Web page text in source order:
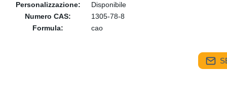
Personalizzazione:
Disponibile
Numero CAS:
1305-78-8
Formula:
cao